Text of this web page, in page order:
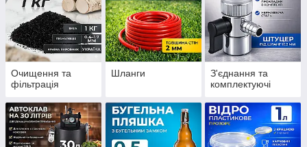
Очищення та
фільтрація
Шланги
З'єднання та
комплектуючі